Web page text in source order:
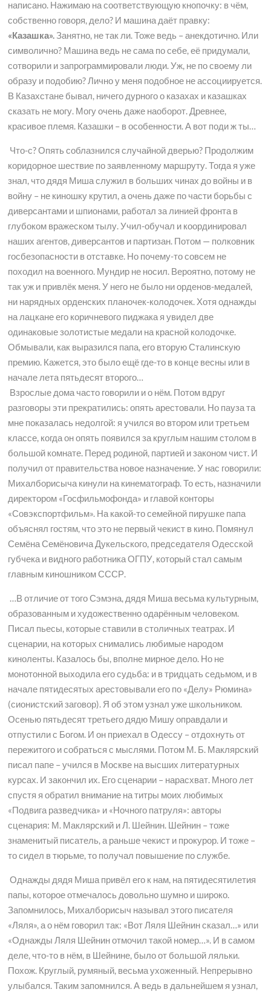
написано. Нажимаю на соответствующую кнопочку: в чём,
собственно говоря, дело? И машина даёт правку:
«Казашка». Занятно, не так ли. Тоже ведь – анекдотично. Или
символично? Машина ведь не сама по себе, её придумали,
сотворили и запрограммировали люди. Уж, не по своему ли
образу и подобию? Лично у меня подобное не ассоциируется.
В Казахстане бывал, ничего дурного о казахах и казашках
сказать не могу. Могу очень даже наоборот. Древнее,
красивое племя. Казашки – в особенности. А вот поди ж ты…
Что-с? Опять соблазнился случайной дверью? Продолжим
коридорное шествие по заявленному маршруту. Тогда я уже
знал, что дядя Миша служил в больших чинах до войны и в
войну – не киношку крутил, а очень даже по части борьбы с
диверсантами и шпионами, работал за линией фронта в
глубоком вражеском тылу. Учил-обучал и координировал
наших агентов, диверсантов и партизан. Потом — полковник
госбезопасности в отставке. Но почему-то совсем не
походил на военного. Мундир не носил. Вероятно, потому не
так уж и привлёк меня. У него не было ни орденов-медалей,
ни нарядных орденских планочек-колодочек. Хотя однажды
на лацкане его коричневого пиджака я увидел две
одинаковые золотистые медали на красной колодочке.
Обмывали, как выразился папа, его вторую Сталинскую
премию. Кажется, это было ещё где-то в конце весны или в
начале лета пятьдесят второго…
Взрослые дома часто говорили и о нём. Потом вдруг
разговоры эти прекратились: опять арестовали. Но пауза та
мне показалась недолгой: я учился во втором или третьем
классе, когда он опять появился за круглым нашим столом в
большой комнате. Перед родиной, партией и законом чист. И
получил от правительства новое назначение. У нас говорили:
Михалборисыча кинули на кинематограф. То есть, назначили
директором «Госфильмофонда» и главой конторы
«Совэкспортфильм». На какой-то семейной пирушке папа
объяснял гостям, что это не первый чекист в кино. Помянул
Семёна Семёновича Дукельского, председателя Одесской
губчека и видного работника ОГПУ, который стал самым
главным киношником СССР.
…В отличие от того Сэмэна, дядя Миша весьма культурным,
образованным и художественно одарённым человеком.
Писал пьесы, которые ставили в столичных театрах. И
сценарии, на которых снимались любимые народом
киноленты. Казалось бы, вполне мирное дело. Но не
монотонной выходила его судьба: и в тридцать седьмом, и в
начале пятидесятых арестовывали его по «Делу» Рюмина»
(сионистский заговор). Я об этом узнал уже школьником.
Осенью пятьдесят третьего дядю Мишу оправдали и
отпустили с Богом. И он приехал в Одессу – отдохнуть от
пережитого и собраться с мыслями. Потом М. Б. Маклярский
писал папе – учился в Москве на высших литературных
курсах. И закончил их. Его сценарии – нарасхват. Много лет
спустя я обратил внимание на титры моих любимых
«Подвига разведчика» и «Ночного патруля»: авторы
сценария: М. Маклярский и Л. Шейнин. Шейнин – тоже
знаменитый писатель, а раньше чекист и прокурор. И тоже –
то сидел в тюрьме, то получал повышение по службе.
Однажды дядя Миша привёл его к нам, на пятидесятилетия
папы, которое отмечалось довольно шумно и широко.
Запомнилось, Михалборисыч называл этого писателя
«Ляля», а о нём говорил так: «Вот Ляля Шейнин сказал…» или
«Однажды Ляля Шейнин отмочил такой номер…». И в самом
деле, что-то в нём, в Шейнине, было от большой ляльки.
Похож. Круглый, румяный, весьма ухоженный. Непрерывно
улыбался. Таким запомнился. А ведь в дальнейшем я узнал,